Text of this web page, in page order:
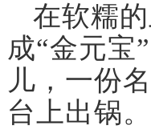
在软糯
成“金元宝
儿，一份
台上出锅。